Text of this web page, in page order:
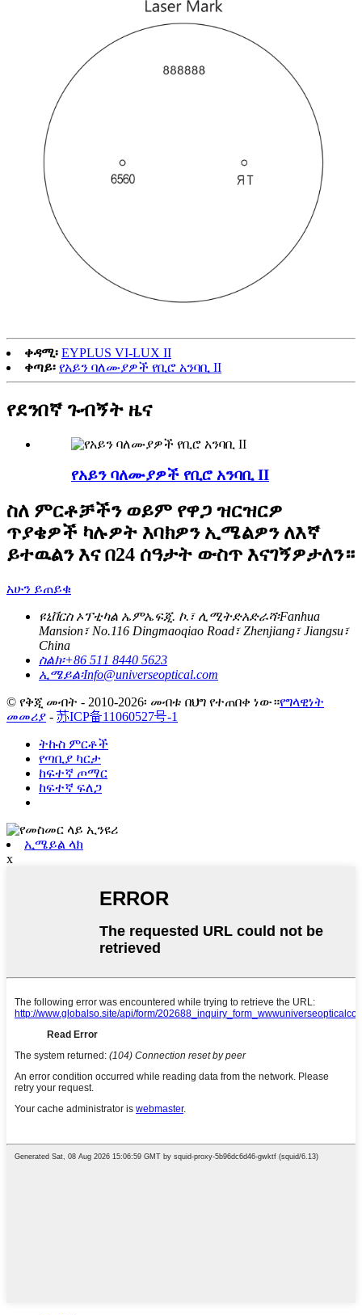
ቀዳሚ፡ EYPLUS VI-LUX II
ቀጣይ፡ የአይን ባለሙያዎች የቢሮ አንባቢ II
የደንበኛ ጉብኝት ዜና
የአይን ባለሙያዎች የቢሮ አንባቢ II
ስለ ምርቶቻችን ወይም የዋጋ ዝርዝርዎ
ጥያቄዎች ካሉዎት እባክዎን ኢሜልዎን ለእኛ
ይተዉልን እና በ24 ሰዓታት ውስጥ እናገኝዎታለን።
አሁን ይጠይቁ
ዩኒቨርስ ኦፕቲካል ኤምኤፍጂ. ኮ.፣ ሊሚትድአድራሻ፡Fanhua
Mansion፣ No.116 Dingmaoqiao Road፣ Zhenjiang፣ Jiangsu፣
China
ስልክ፡+86 511 8440 5623
ኢሜይል፡Info@universeoptical.com
© የቅጂ መብት - 2010-2026፡ መብቱ በህግ የተጠበቀ ነው።የግላዊነት
መመሪያ - 苏ICP备11060527号-1
ትኩስ ምርቶች
የጣቢያ ካርታ
ከፍተኛ ጦማር
ከፍተኛ ፍለጋ
ኢሜይል ላክ
x